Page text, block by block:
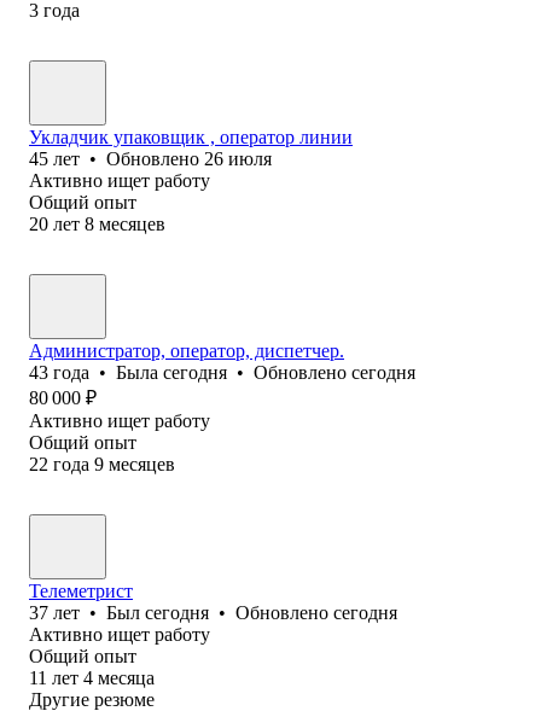
3 года
Укладчик упаковщик , оператор линии
45 лет • Обновлено 26 июля
Активно ищет работу
Общий опыт
20 лет 8 месяцев
Администратор, оператор, диспетчер.
43 года • Была сегодня • Обновлено сегодня
80 000 ₽
Активно ищет работу
Общий опыт
22 года 9 месяцев
Телеметрист
37 лет • Был сегодня • Обновлено сегодня
Активно ищет работу
Общий опыт
11 лет 4 месяца
Другие резюме